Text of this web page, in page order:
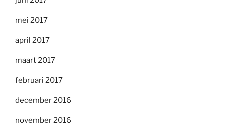
mei 2017
april 2017
maart 2017
februari 2017
december 2016
november 2016